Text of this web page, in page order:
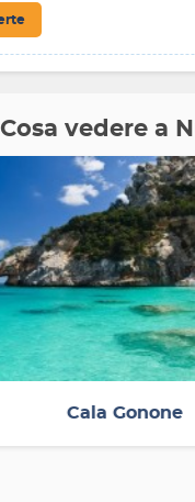
Cosa vedere a
Cala Gonone